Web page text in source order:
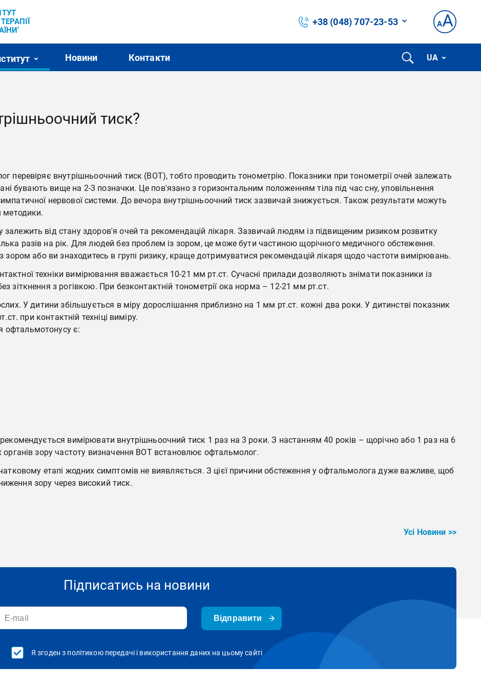
+38 (048) 707-23-53
Новини Контакти UA
тиск?
перевіряє внутрішньоочний тиск (ВОТ), тобто проводить тонометрію. Показники при тонометрії очей залежать
бувають вище на 2-3 позначки. Це пов'язано з горизонтальним положенням тіла під час сну, уповільнення
нервової системи. До вечора внутрішньоочний тиск зазвичай знижується. Також результати можуть
методики.
від стану здоров'я очей та рекомендацій лікаря. Зазвичай людям із підвищеним ризиком розвитку
разів на рік. Для людей без проблем із зором, це може бути частиною щорічного медичного обстеження.
зором або ви знаходитесь в групі ризику, краще дотримуватися рекомендацій лікаря щодо частоти вимірювань.
техніки вимірювання вважається 10-21 мм рт.ст. Сучасні прилади дозволяють знімати показники із
зіткнення з рогівкою. При безконтактній тонометрії ока норма – 12-21 мм рт.ст.
У дитини збільшується в міру дорослішання приблизно на 1 мм рт.ст. кожні два роки. У дитинстві показник
при контактній техніці виміру.
офтальмотонусу є:
вимірювати внутрішньоочний тиск 1 раз на 3 роки. З настанням 40 років – щорічно або 1 раз на 6
зору частоту визначення ВОТ встановлює офтальмолог.
етапі жодних симптомів не виявляється. З цієї причини обстеження у офтальмолога дуже важливе, щоб
зору через високий тиск.
Усі Новини >>
Підписатись на новини
Відправити
Я згоден з політикою передачі і використання даних на цьому сайті